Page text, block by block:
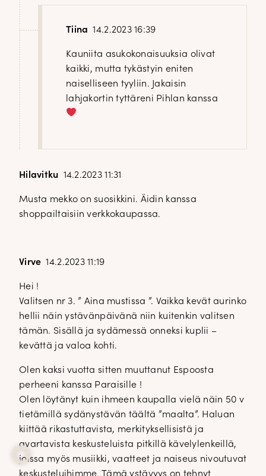
Tiina 14.2.2023 16:39
Kauniita asukokonaisuuksia olivat
kaikki, mutta tykästyin eniten
naiselliseen tyyliin. Jakaisin
lahjakortin tyttäreni Pihlan kanssa
Hilavitku 14.2.2023 11:31
Musta mekko on suosikkini. Äidin kanssa
shoppailtaisiin verkkokaupassa.
Virve 14.2.2023 11:19
Hei !
Valitsen nr 3. ” Aina mustissa ”. Vaikka kevät aurinko
hellii näin ystävänpäivänä niin kuitenkin valitsen
tämän. Sisällä ja sydämessä onneksi kuplii –
kevättä ja valoa kohti.
Olen kaksi vuotta sitten muuttanut Espoosta
perheeni kanssa Paraisille !
Olen löytänyt kuin ihmeen kaupalla vielä näin 50 v
tietämillä sydänystävän täältä ”maalta”. Haluan
kiittää rikastuttavista, merkityksellisistä ja
avartavista keskusteluista pitkillä kävelylenkeillä,
joissa myös musiikki, vaatteet ja naiseus nivoutuvat
keskusteluihimme. Tämä ystävyys on tehnyt